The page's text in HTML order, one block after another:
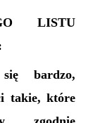
LISTU
bardzo,
takie, które